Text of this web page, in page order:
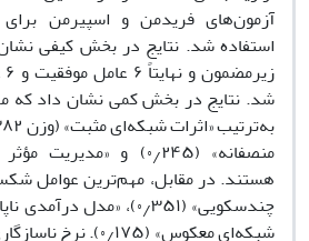
آزمون‌های فریدمن و اسپیرمن برای
شد. نتایج در بخش کمی نشان داد که
هستند. در مقابل، مهم‌ترین عوامل